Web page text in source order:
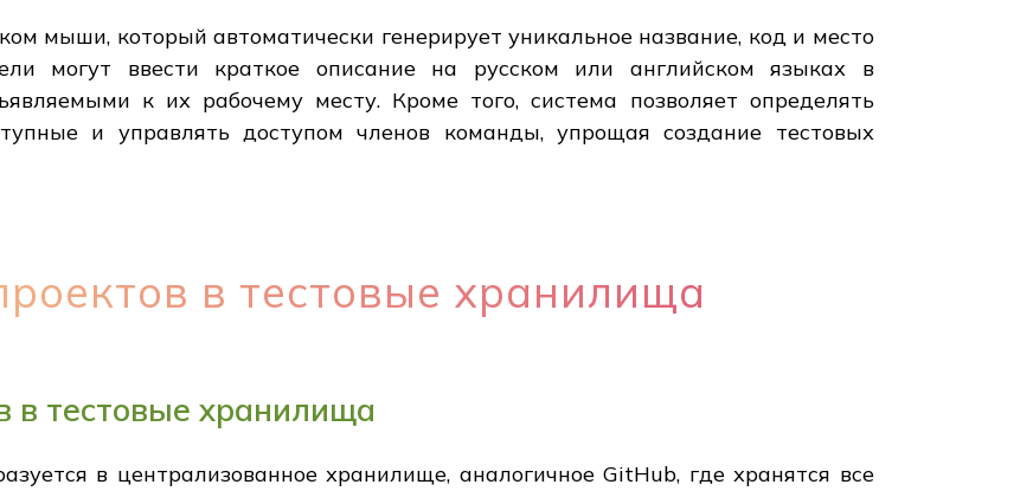
мыши, который автоматически генерирует уникальное название, код и место
могут ввести краткое описание на русском или английском языках в
к их рабочему месту. Кроме того, система позволяет определять
и управлять доступом членов команды, упрощая создание тестовых
в тестовые хранилища
в тестовые хранилища
в централизованное хранилище, аналогичное GitHub, где хранятся все